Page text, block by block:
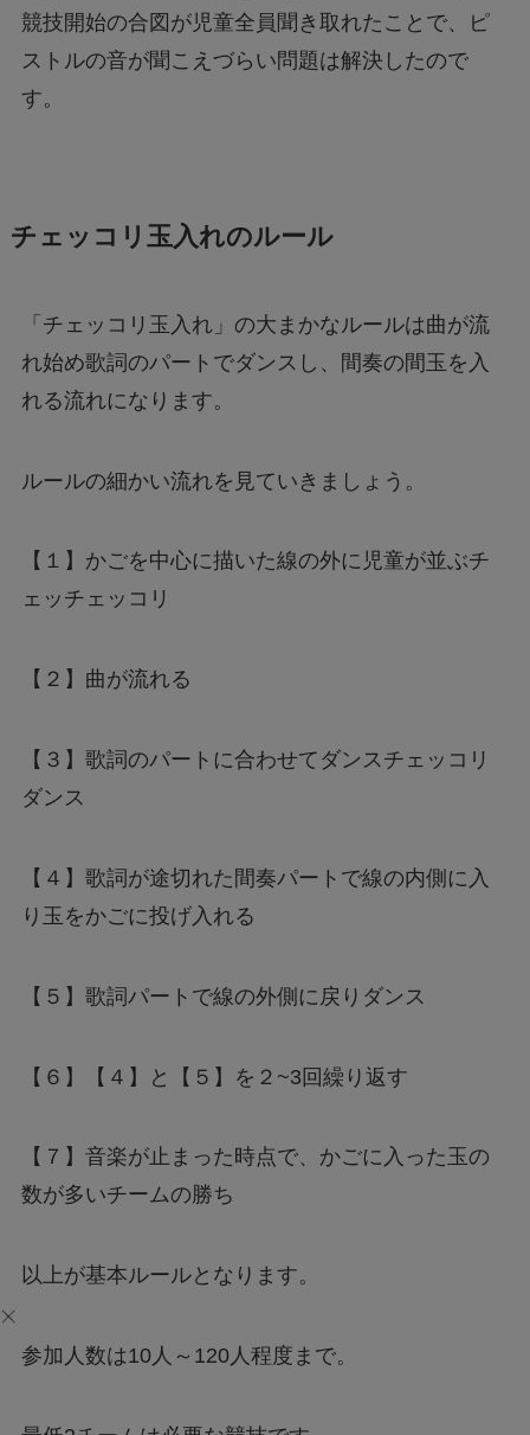
競技開始の合図が児童全員聞き取れたことで、ピ
ストルの音が聞こえづらい問題は解決したので
す。
チェッコリ玉入れのルール
「チェッコリ玉入れ」の大まかなルールは曲が流
れ始め歌詞のパートでダンスし、間奏の間玉を入
れる流れになります。
ルールの細かい流れを見ていきましょう。
【１】かごを中心に描いた線の外に児童が並ぶチ
ェッチェッコリ
【２】曲が流れる
【３】歌詞のパートに合わせてダンスチェッコリ
ダンス
【４】歌詞が途切れた間奏パートで線の内側に入
り玉をかごに投げ入れる
【５】歌詞パートで線の外側に戻りダンス
【６】【４】と【５】を２~3回繰り返す
【７】音楽が止まった時点で、かごに入った玉の
数が多いチームの勝ち
以上が基本ルールとなります。
参加人数は10人～120人程度まで。